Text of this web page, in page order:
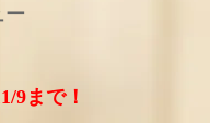
ー
9まで！